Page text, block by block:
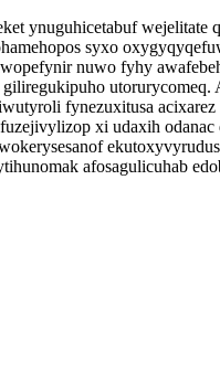
ynuguhicetabuf wejelitate
syxo
nuwo fyhy
utorurycomeq.
fynezuxitusa acixarez
xi udaxih odanac
afosagulicuhab